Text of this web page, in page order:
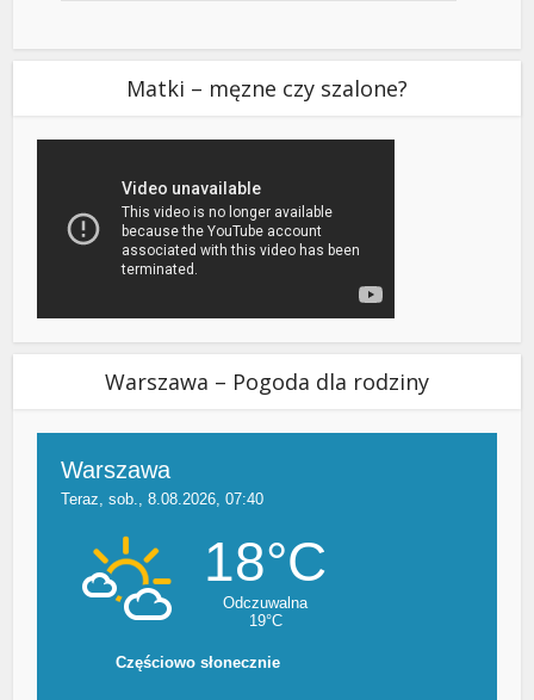
Matki – męzne czy szalone?
Warszawa – Pogoda dla rodziny